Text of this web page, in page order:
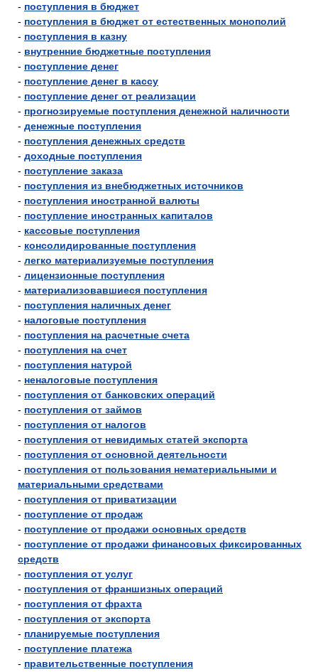
- поступления в бюджет
- поступления в бюджет от естественных монополий
- поступления в казну
- внутренние бюджетные поступления
- поступление денег
- поступление денег в кассу
- поступление денег от реализации
- прогнозируемые поступления денежной наличности
- денежные поступления
- поступления денежных средств
- доходные поступления
- поступление заказа
- поступления из внебюджетных источников
- поступления иностранной валюты
- поступление иностранных капиталов
- кассовые поступления
- консолидированные поступления
- легко материализуемые поступления
- лицензионные поступления
- материализовавшиеся поступления
- поступления наличных денег
- налоговые поступления
- поступления на расчетные счета
- поступления на счет
- поступления натурой
- неналоговые поступления
- поступления от банковских операций
- поступления от займов
- поступления от налогов
- поступления от невидимых статей экспорта
- поступления от основной деятельности
- поступления от пользования нематериальными и
материальными средствами
- поступления от приватизации
- поступление от продаж
- поступление от продажи основных средств
- поступление от продажи финансовых фиксированных
средств
- поступления от услуг
- поступления от франшизных операций
- поступления от фрахта
- поступления от экспорта
- планируемые поступления
- поступление платежа
- правительственные поступления